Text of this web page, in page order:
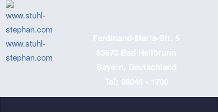
www.stuhl-
stephan.com
Ferdinand-Maria-Str. 5
83670 Bad Heilbrunn
Bayern, Deutschland
Tel: 08046 - 1700